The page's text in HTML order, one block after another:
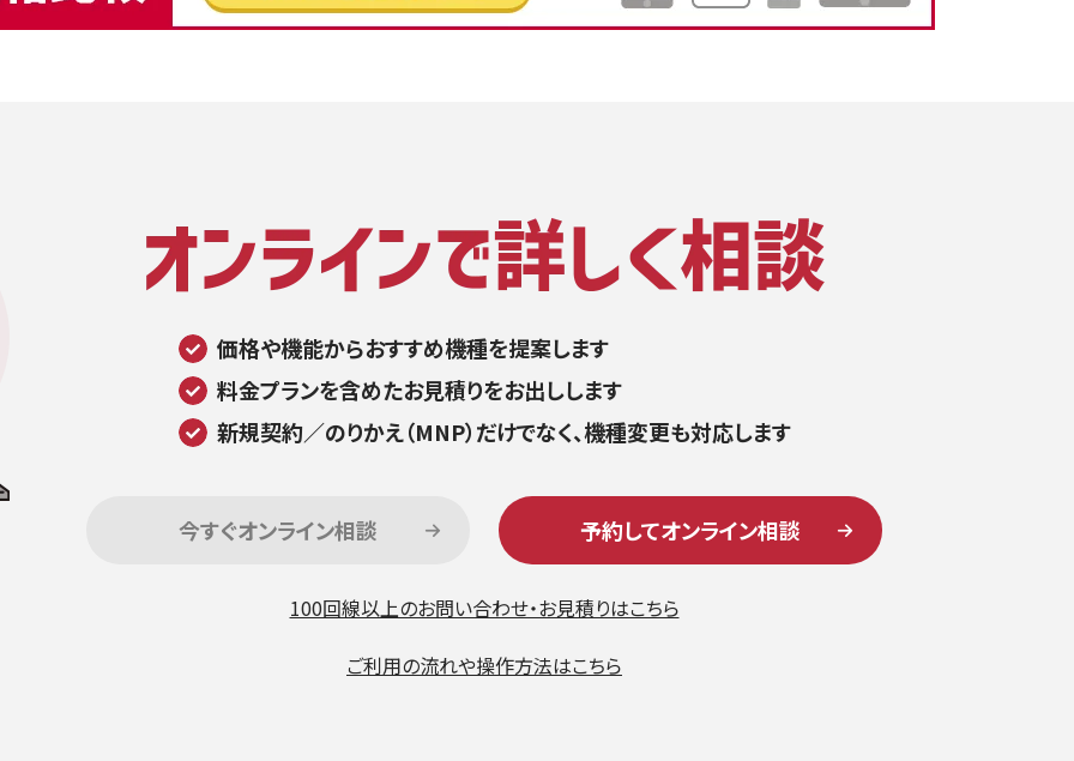
価格や機能からおすすめ機種を提案します
料金プランを含めたお見積りをお出しします
新規契約／のりかえ（MNP）だけでなく、機種変更も対応します
今すぐオンライン相談 予約してオンライン相談
100回線以上のお問い合わせ・お見積りはこちら
ご利用の流れや操作方法はこちら